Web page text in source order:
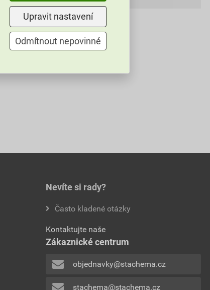
Nevíte si rady?
Často kladené otázky
Kontaktujte naše
Zákaznické centrum
objednavky@stachema.cz
stachema@stachema.cz
Upravit nastavení
Odmítnout nepovinné